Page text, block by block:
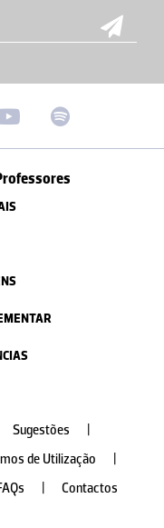
Sugestões
de Utilização
Contactos